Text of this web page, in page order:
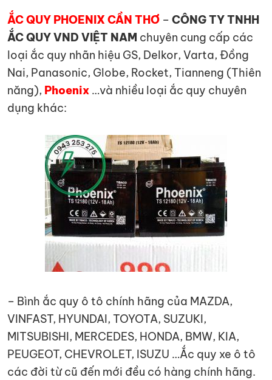
ẮC QUY PHOENIX CẦN THƠ – CÔNG TY TNHH
ẮC QUY VND VIỆT NAM chuyên cung cấp các
loại ắc quy nhãn hiệu GS, Delkor, Varta, Đồng
Nai, Panasonic, Globe, Rocket, Tianneng (Thiên
năng), Phoenix …và nhiều loại ắc quy chuyên
dụng khác:
– Bình ắc quy ô tô chính hãng của MAZDA,
VINFAST, HYUNDAI, TOYOTA, SUZUKI,
MITSUBISHI, MERCEDES, HONDA, BMW, KIA,
PEUGEOT, CHEVROLET, ISUZU …Ắc quy xe ô tô
các đời từ cũ đến mới đều có hàng chính hãng.